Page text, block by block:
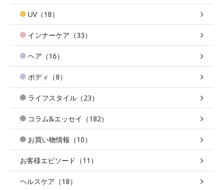
UV（18）
インナーケア（33）
ヘア（16）
ボディ（8）
ライフスタイル（23）
コラム&エッセイ（182）
お買い物情報（10）
お客様エピソード（11）
ヘルスケア（18）